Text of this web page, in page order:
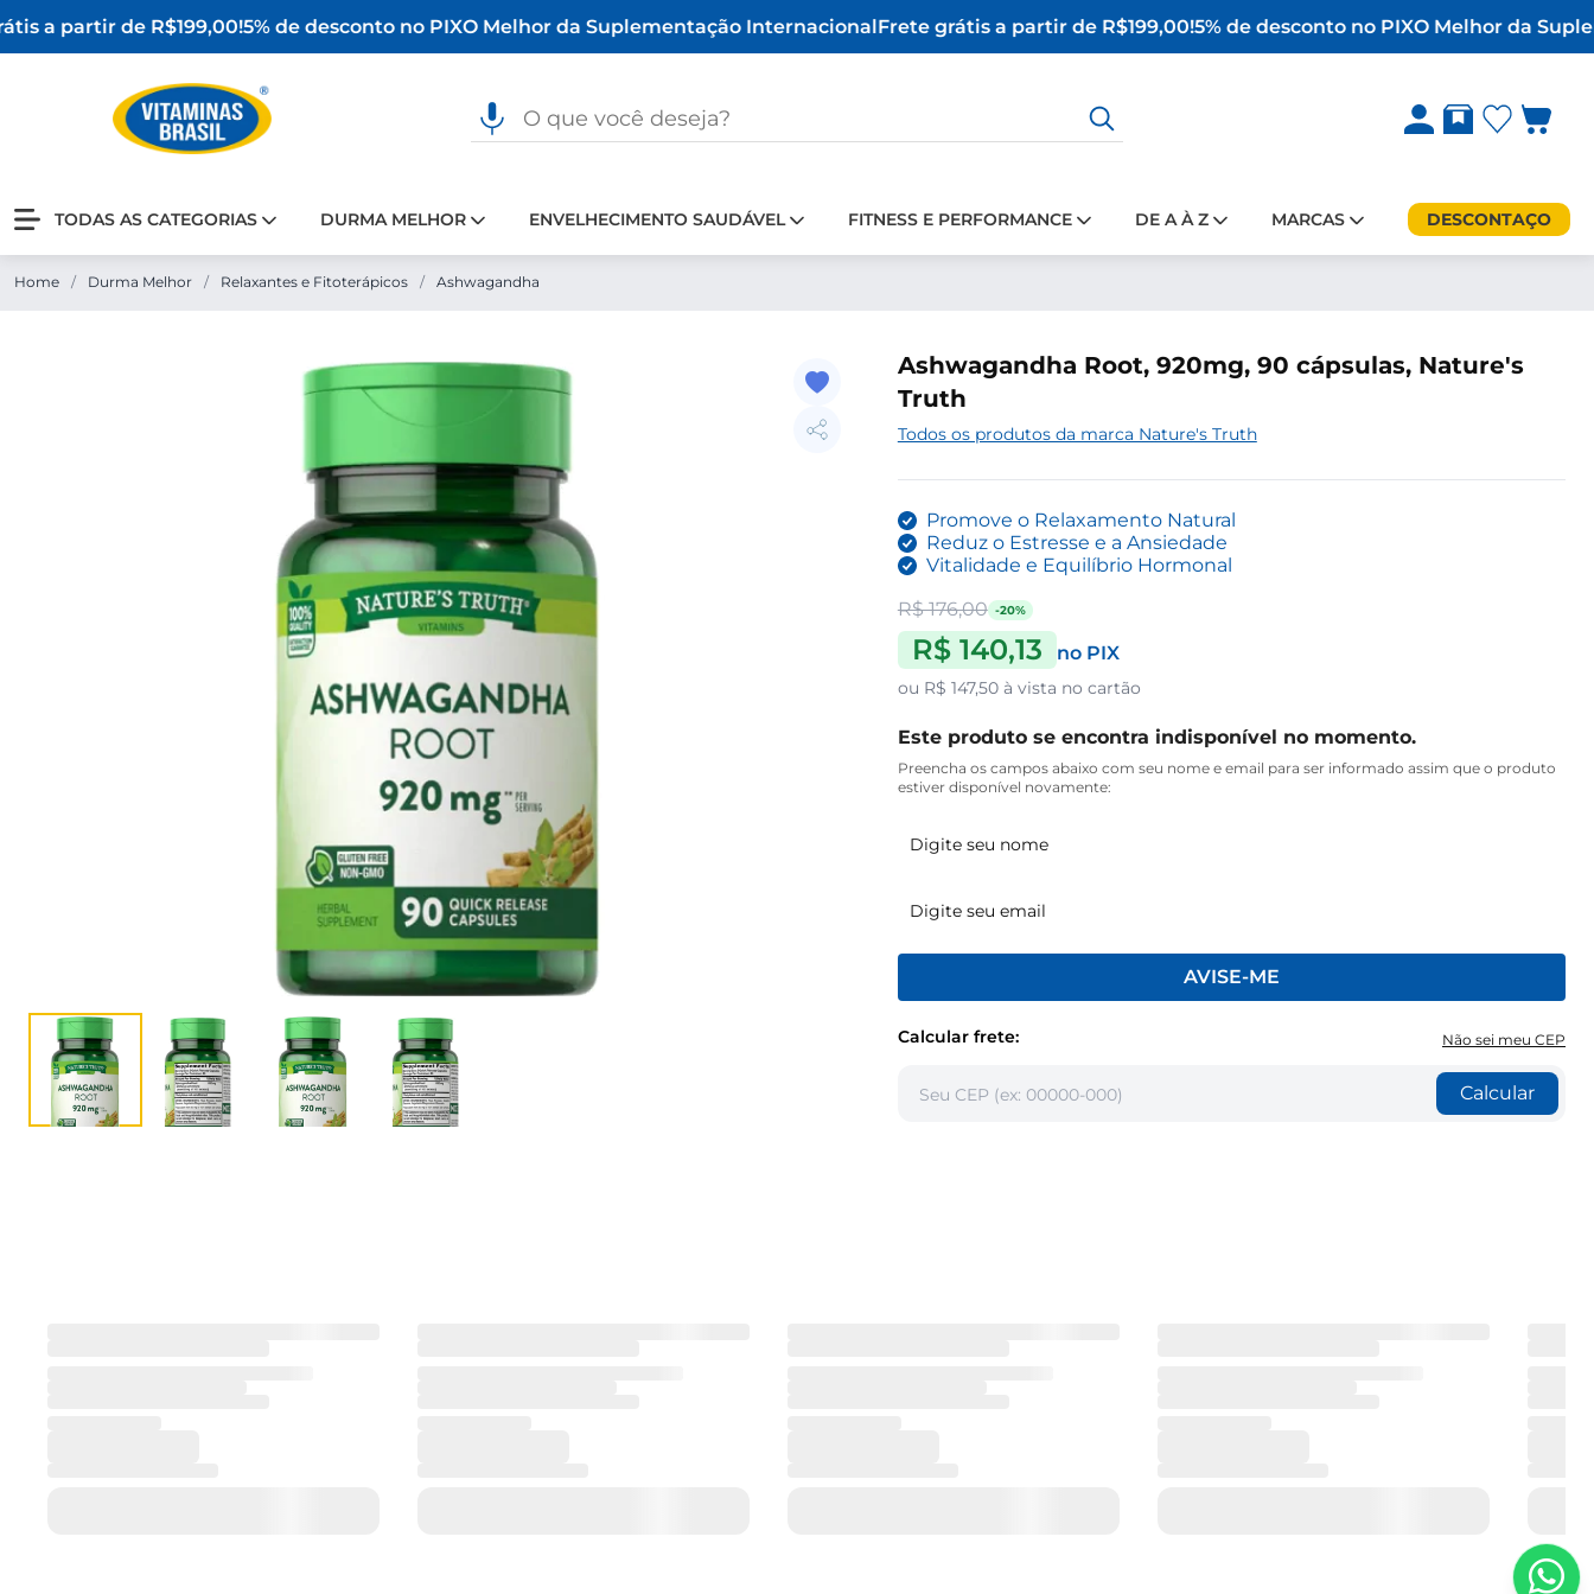
a partir de R$199,00!5% de desconto no PIXO Melhor da Suplementação InternacionalFrete grátis a partir de R$199,00!5% de desconto no PIXO Melhor da
TODAS AS CATEGORIAS DURMA MELHOR ENVELHECIMENTO SAUDÁVEL FITNESS E PERFORMANCE DE A À Z MARCAS DESCONTAÇO
Home / Durma Melhor / Relaxantes e Fitoterápicos / Ashwagandha
Ashwagandha Root, 920mg, 90 cápsulas, Nature's
Truth
Todos os produtos da marca Nature's Truth
Promove o Relaxamento Natural
Reduz o Estresse e a Ansiedade
Vitalidade e Equilíbrio Hormonal
R$ 176,00 -20%
R$ 140,13 no PIX
ou R$ 147,50à vista no cartão
Este produto se encontra indisponível no momento.
Preencha os campos abaixo com seu nome e email para ser informado assim que o produto
estiver disponível novamente:
AVISE-ME
Calcular frete: Não sei meu CEP
Calcular